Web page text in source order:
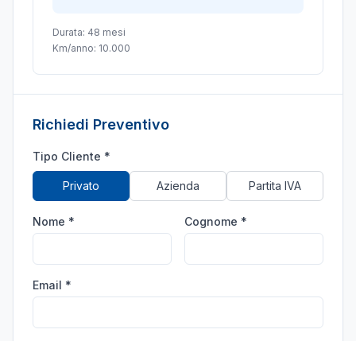
Durata: 48 mesi
Km/anno: 10.000
Richiedi Preventivo
Tipo Cliente *
Privato Azienda Partita IVA
Nome * Cognome *
Email *